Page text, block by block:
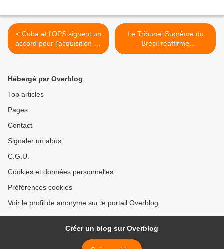
< Cuba et l'OPS signent un
accord pour l'acquisition de
médicaments à des prix
Le Tribunal Suprême du
Brésil réaffirme
l'incompétence du juge
Hébergé par Overblog
Top articles
Pages
Contact
Signaler un abus
C.G.U.
Cookies et données personnelles
Préférences cookies
Voir le profil de anonyme sur le portail Overblog
Créer un blog sur Overblog